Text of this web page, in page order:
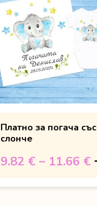
Платно за погача със
слонче
9.82 € – 11.66 €